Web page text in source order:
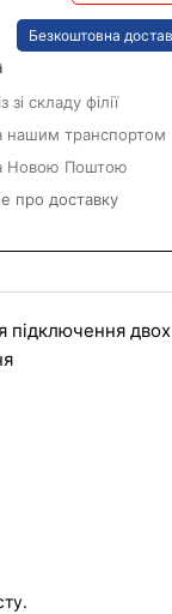
Безкоштовна
зі складу філії
нашим транспортом
Новою Поштою
про доставку